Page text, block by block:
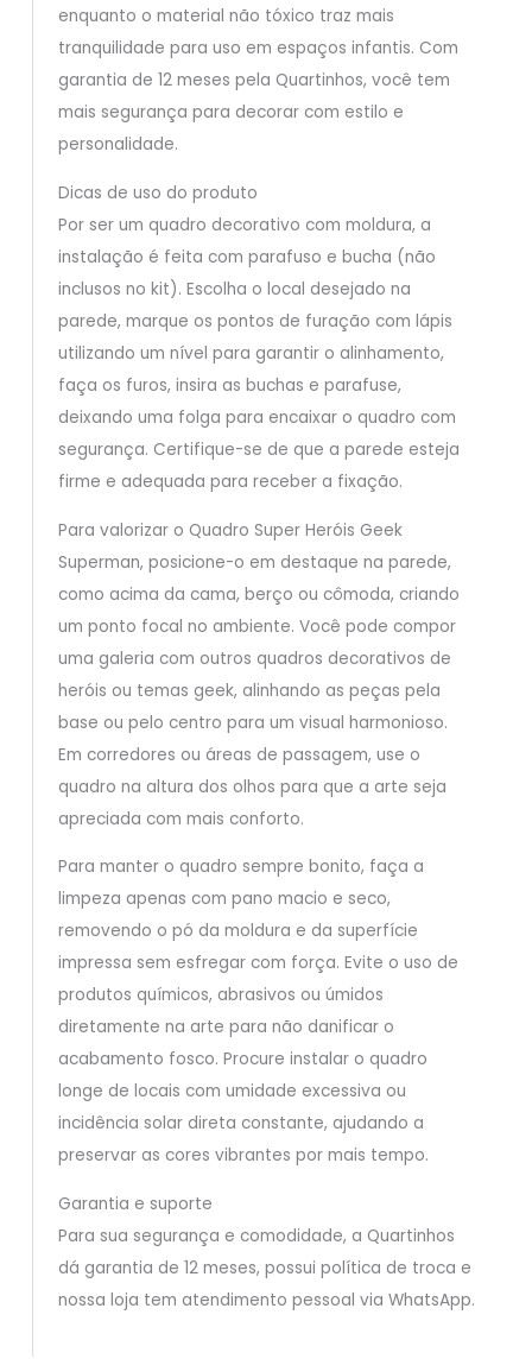
enquanto o material não tóxico traz mais
tranquilidade para uso em espaços infantis. Com
garantia de 12 meses pela Quartinhos, você tem
mais segurança para decorar com estilo e
personalidade.
Dicas de uso do produto
Por ser um quadro decorativo com moldura, a
instalação é feita com parafuso e bucha (não
inclusos no kit). Escolha o local desejado na
parede, marque os pontos de furação com lápis
utilizando um nível para garantir o alinhamento,
faça os furos, insira as buchas e parafuse,
deixando uma folga para encaixar o quadro com
segurança. Certifique-se de que a parede esteja
firme e adequada para receber a fixação.
Para valorizar o Quadro Super Heróis Geek
Superman, posicione-o em destaque na parede,
como acima da cama, berço ou cômoda, criando
um ponto focal no ambiente. Você pode compor
uma galeria com outros quadros decorativos de
heróis ou temas geek, alinhando as peças pela
base ou pelo centro para um visual harmonioso.
Em corredores ou áreas de passagem, use o
quadro na altura dos olhos para que a arte seja
apreciada com mais conforto.
Para manter o quadro sempre bonito, faça a
limpeza apenas com pano macio e seco,
removendo o pó da moldura e da superfície
impressa sem esfregar com força. Evite o uso de
produtos químicos, abrasivos ou úmidos
diretamente na arte para não danificar o
acabamento fosco. Procure instalar o quadro
longe de locais com umidade excessiva ou
incidência solar direta constante, ajudando a
preservar as cores vibrantes por mais tempo.
Garantia e suporte
Para sua segurança e comodidade, a Quartinhos
dá garantia de 12 meses, possui política de troca e
nossa loja tem atendimento pessoal via WhatsApp.